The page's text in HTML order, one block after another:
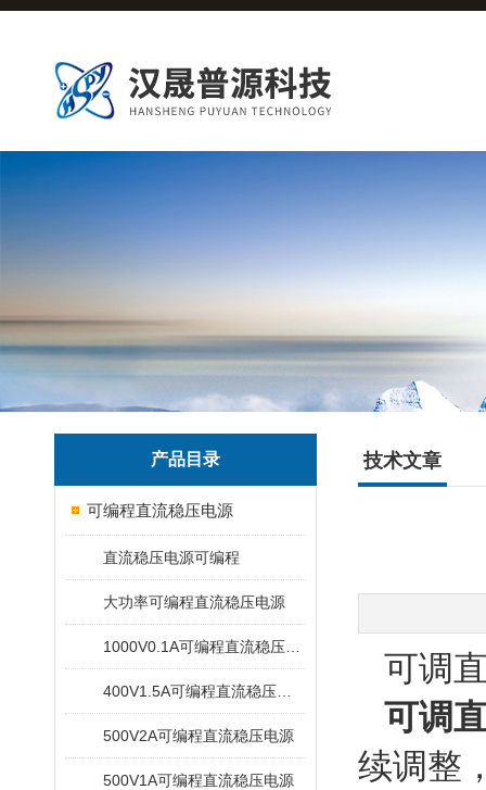
产品目录
可编程直流稳压电源
直流稳压电源可编程
大功率可编程直流稳压电源
500V2A可编程直流稳压电源
500V1A可编程直流稳压电源
技术文章
可调
可调
续调整